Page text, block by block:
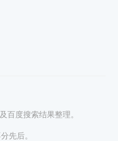
百度搜索结果整理。
先后。